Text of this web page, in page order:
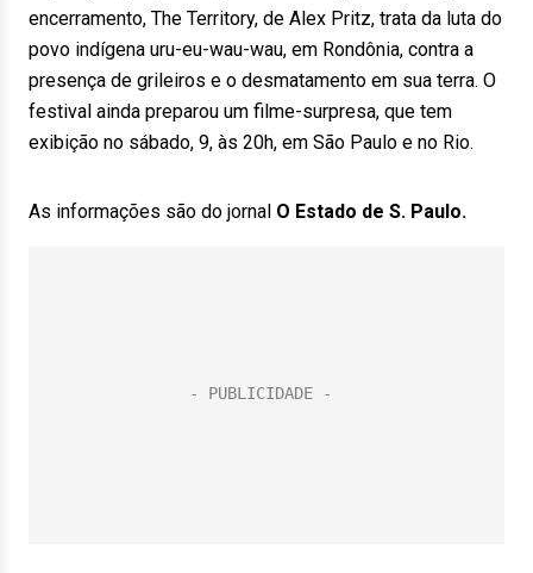
encerramento, The Territory, de Alex Pritz, trata da luta do
povo indígena uru-eu-wau-wau, em Rondônia, contra a
presença de grileiros e o desmatamento em sua terra. O
festival ainda preparou um filme-surpresa, que tem
exibição no sábado, 9, às 20h, em São Paulo e no Rio.
As informações são do jornal O Estado de S. Paulo.